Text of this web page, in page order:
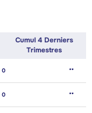
Cumul 4 Derniers
Trimestres
0 **
0 **